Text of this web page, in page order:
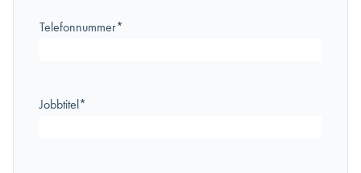
Telefonnummer*
Jobbtitel*